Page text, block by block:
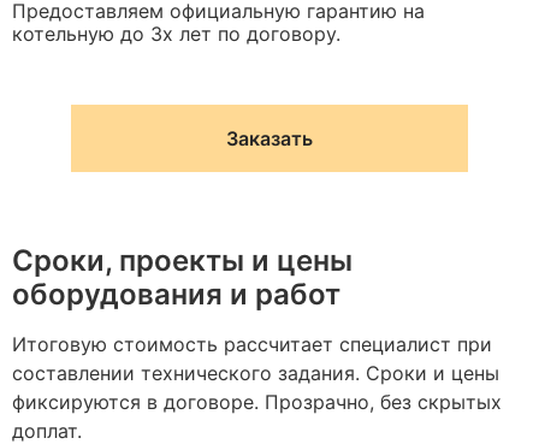
Предоставляем официальную гарантию на
котельную до 3х лет по договору.
Заказать
Сроки, проекты и цены
оборудования и работ
Итоговую стоимость рассчитает специалист при
составлении технического задания. Сроки и цены
фиксируются в договоре. Прозрачно, без скрытых
доплат.